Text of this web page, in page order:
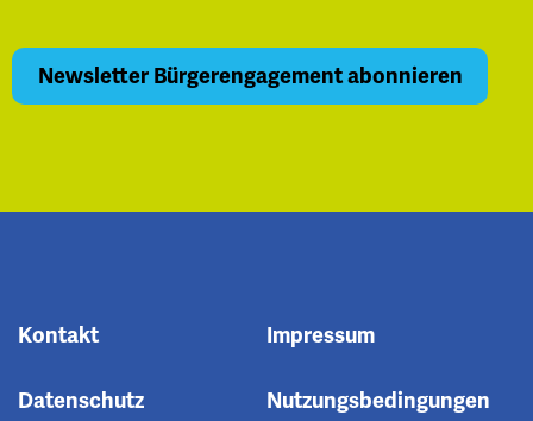
Kontakt Impressum
Datenschutz Nutzungsbedingungen